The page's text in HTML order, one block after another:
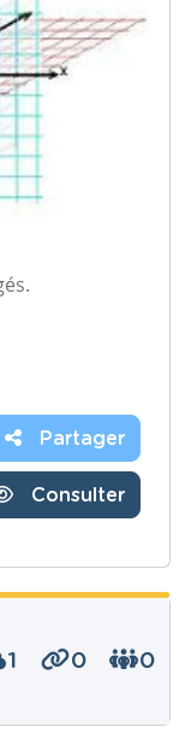
Partager
Consulter
1 0 0